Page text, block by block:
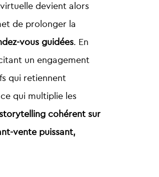
devient alors
de prolonger la
vous guidées. En
un engagement
qui retiennent
qui multiplie les
cohérent sur
vente puissant,